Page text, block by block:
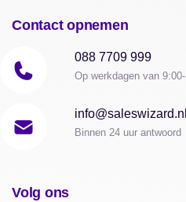
Contact opnemen
088 7709 999
Op werkdagen van
info@saleswizard.nl
Binnen 24 uur antwoord
Volg ons